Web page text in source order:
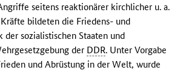
seitens reaktionärer kirchlicher u. a.
bildeten die Friedens- und
sozialistischen Staaten und
der DDR. Unter Vorgabe
und Abrüstung in der Welt, wurde